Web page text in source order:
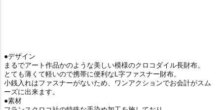
●デザイン
まるでアート作品かのような美しい模様のクロコダイル長財布。
とても薄くて軽いので携帯に便利なL字ファスナー財布。
小銭入れはファスナーがないため、ワンアクションでお会計がスム
ーズに出来ます。
●素材